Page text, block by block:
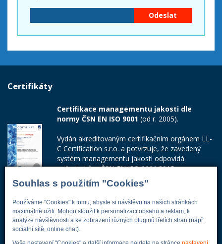
Souhlas s použitím "Cookies"
Používáme "Cookies" k tomu, abyste si návštěvu na našich stránkách
maximálně užili. Mohou sloužit k personalizaci obsahu a reklam, k
analýze návštěvnosti a ke zobrazení různých pluginů třetích stran (např.
socialní sítě, online chat).
Certifikáty
Certifikace managementu jakosti dle
normy ČSN EN ISO 9001 (od r. 2005).
Vydán akreditovaným certifikačním orgánem LL-
C Certification s.r.o. a potvrzuje, že zavedený
systém managementu jakosti odpovídá
požadavkům ČSN EN ISO 9001:2015.
Číslo certifikátu: 42014103
Adresa firmy